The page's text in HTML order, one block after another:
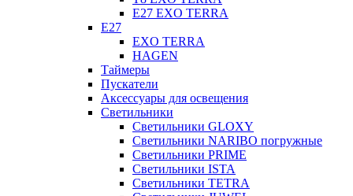
Е27 EXO TERRA
Е27
EXO TERRA
HAGEN
Таймеры
Пускатели
Аксессуары для освещения
Светильники
Светильники GLOXY
Светильники NARIBO погружные
Светильники PRIME
Светильники ISTA
Светильники TETRA